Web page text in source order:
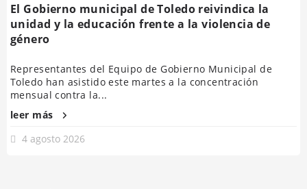
El Gobierno municipal de Toledo reivindica la
unidad y la educación frente a la violencia de
género
Representantes del Equipo de Gobierno Municipal de
Toledo han asistido este martes a la concentración
mensual contra la...
leer más
4 agosto 2026